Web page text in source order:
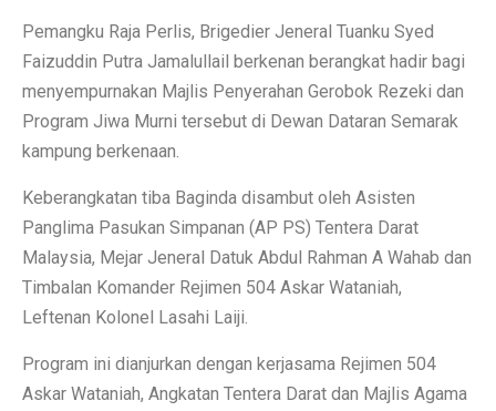
Pemangku Raja Perlis, Brigedier Jeneral Tuanku Syed
Faizuddin Putra Jamalullail berkenan berangkat hadir bagi
menyempurnakan Majlis Penyerahan Gerobok Rezeki dan
Program Jiwa Murni tersebut di Dewan Dataran Semarak
kampung berkenaan.
Keberangkatan tiba Baginda disambut oleh Asisten
Panglima Pasukan Simpanan (AP PS) Tentera Darat
Malaysia, Mejar Jeneral Datuk Abdul Rahman A Wahab dan
Timbalan Komander Rejimen 504 Askar Wataniah,
Leftenan Kolonel Lasahi Laiji.
Program ini dianjurkan dengan kerjasama Rejimen 504
Askar Wataniah, Angkatan Tentera Darat dan Majlis Agama